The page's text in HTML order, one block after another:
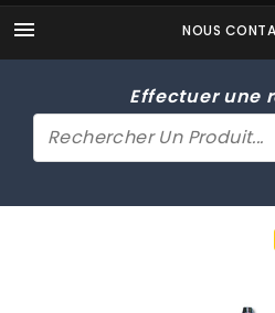
 NOUS
Effectuer une